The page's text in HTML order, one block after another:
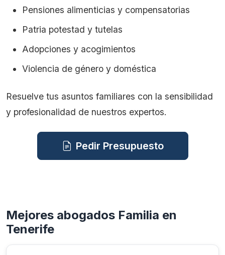
Pensiones alimenticias y compensatorias
Patria potestad y tutelas
Adopciones y acogimientos
Violencia de género y doméstica
Resuelve tus asuntos familiares con la sensibilidad
y profesionalidad de nuestros expertos.
Pedir Presupuesto
Mejores abogados Familia en
Tenerife